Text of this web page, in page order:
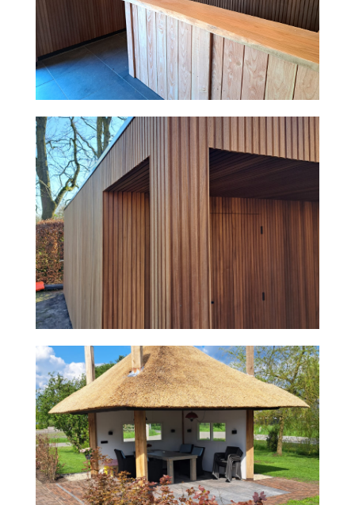
UITSTRALING
HOOIBERG VERANDA MET EIKENHOUTEN
CONSTRUCTIE EN RIETEN DAK
DOUGLAS VERANDA